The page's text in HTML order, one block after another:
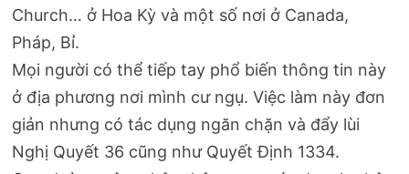
Church… ở Hoa Kỳ và một số nơi ở Canada,
Pháp, Bỉ.
Mọi người có thể tiếp tay phổ biến thông tin này
ở địa phương nơi mình cư ngụ. Việc làm này đơn
giản nhưng có tác dụng ngăn chặn và đẩy lùi
Nghị Quyết 36 cũng như Quyết Định 1334.